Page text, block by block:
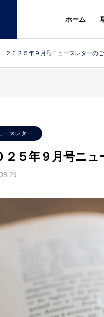
ホーム
LAWYERS＆STAFFS
主要スタッフ
２０２５年９月号ニュースレターの
ースレター
２５年９月号ニ